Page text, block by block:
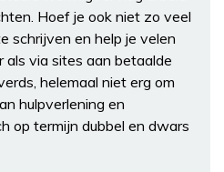
Hoef je ook niet zo veel
schrijven en help je velen
als via sites aan betaalde
helemaal niet erg om
hulpverlening en
op termijn dubbel en dwars